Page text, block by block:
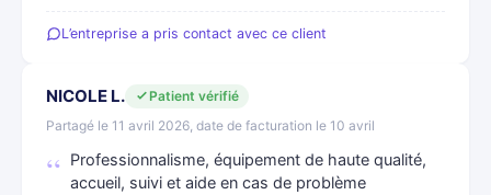
L’entreprise a pris contact avec ce client
NICOLE L.
Patient vérifié
Partagé le 11 avril 2026, date de facturation le 10 avril
Professionnalisme, équipement de haute qualité,
accueil, suivi et aide en cas de problème